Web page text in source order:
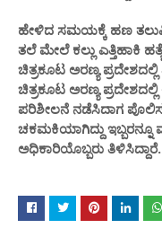
ಹೇಳಿದ ಸಮಯಕ್ಕೆ ಹಣ
ತಲೆ ಮೇಲೆ ಕಲ್ಲು ಎತ್ತಿಹಾಕಿ
ಚಿತ್ರಕೂಟ ಅರಣ್ಯ
ಚಿತ್ರಕೂಟ ಅರಣ್ಯ
ಪರಿಶೀಲನೆ ನಡೆಸಿದಾಗ
ಚಕಮಕಿಯಾಗಿದ್ದು
ಅಧಿಕಾರಿಯೊಬ್ಬರು ತಿಳಿಸಿದ್ದಾರೆ.